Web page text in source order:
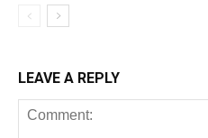
LEAVE A REPLY